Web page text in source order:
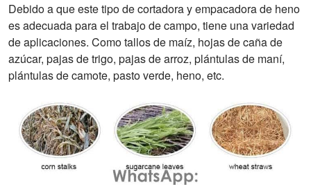
Debido a que este tipo de cortadora y empacadora de heno
es adecuada para el trabajo de campo, tiene una variedad
de aplicaciones. Como tallos de maíz, hojas de caña de
azúcar, pajas de trigo, pajas de arroz, plántulas de maní,
plántulas de camote, pasto verde, heno, etc.